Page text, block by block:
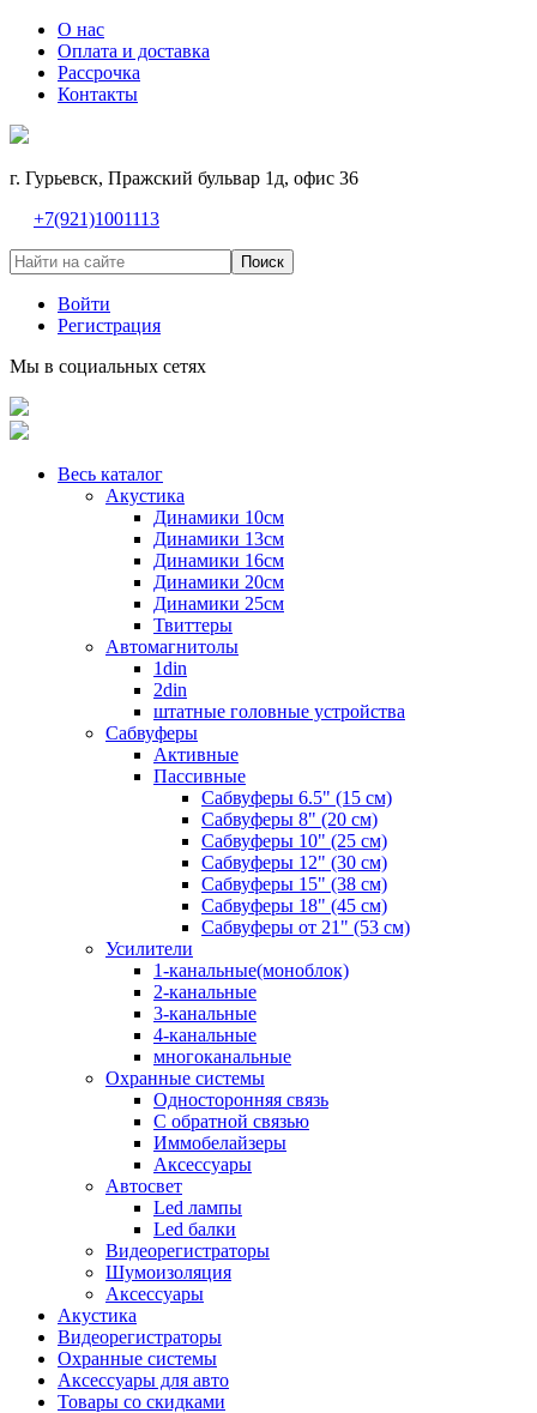
О нас
Оплата и доставка
Рассрочка
Контакты
г. Гурьевск, Пражский бульвар 1д, офис 36
+7(921)1001113
Поиск
Войти
Регистрация
Мы в социальных сетях
Весь каталог
Акустика
Динамики 10см
Динамики 13см
Динамики 16см
Динамики 20см
Динамики 25см
Твиттеры
Автомагнитолы
1din
2din
штатные головные устройства
Сабвуферы
Активные
Пассивные
Сабвуферы 6.5" (15 см)
Сабвуферы 8" (20 см)
Сабвуферы 10" (25 см)
Сабвуферы 12" (30 см)
Сабвуферы 15" (38 см)
Сабвуферы 18" (45 см)
Сабвуферы от 21" (53 см)
Усилители
1-канальные(моноблок)
2-канальные
3-канальные
4-канальные
многоканальные
Охранные системы
Односторонняя связь
С обратной связью
Иммобелайзеры
Аксессуары
Автосвет
Led лампы
Led балки
Видеорегистраторы
Шумоизоляция
Аксессуары
Акустика
Видеорегистраторы
Охранные системы
Аксессуары для авто
Товары со скидками